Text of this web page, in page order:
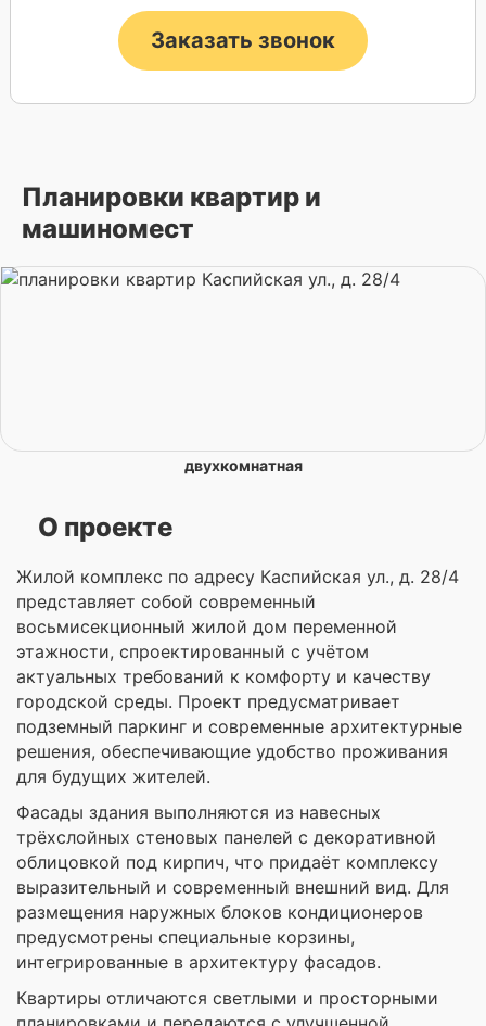
Заказать звонок
Планировки квартир и
машиномест
двухкомнатная
О проекте
Жилой комплекс по адресу Каспийская ул., д. 28/4
представляет собой современный
восьмисекционный жилой дом переменной
этажности, спроектированный с учётом
актуальных требований к комфорту и качеству
городской среды. Проект предусматривает
подземный паркинг и современные архитектурные
решения, обеспечивающие удобство проживания
для будущих жителей.
Фасады здания выполняются из навесных
трёхслойных стеновых панелей с декоративной
облицовкой под кирпич, что придаёт комплексу
выразительный и современный внешний вид. Для
размещения наружных блоков кондиционеров
предусмотрены специальные корзины,
интегрированные в архитектуру фасадов.
Квартиры отличаются светлыми и просторными